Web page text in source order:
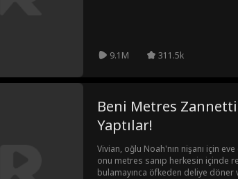
Victoria kibirli eski nişanlısı Carl ile
saygınlığı geri kazanmaya kararlıdır.
9.1M 311.5k
Beni Metres
Yaptılar!
Vivian, oğlu Noah'nın nişanı için
onu metres sanıp herkesin içinde
bulamayınca öfkeden deliye döner